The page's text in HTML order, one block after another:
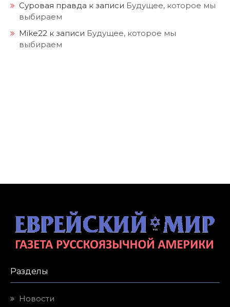
Суровая правда к записи Будущее, которое мы
выбираем
Mike22 к записи Будущее, которое мы
выбираем
Разделы
Новости